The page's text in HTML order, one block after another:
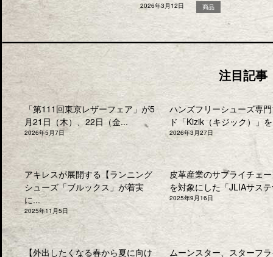
2026年3月12日 商品
注目記事
「第111回東京レザーフェア」が5
月21日（木）、22日（金...
2026年5月7日
ハンズフリーシューズ専
ド「Kizik（キジック）」
2026年3月27日
アキレスが展開する【ランニング
シューズ「ブルックス」が着実
に...
2025年11月5日
皮革産業のサプライチェ
を対象にした「JLIAサス
2025年9月16日
【外出したくなる春から夏に向け ムーンスター、スターフ